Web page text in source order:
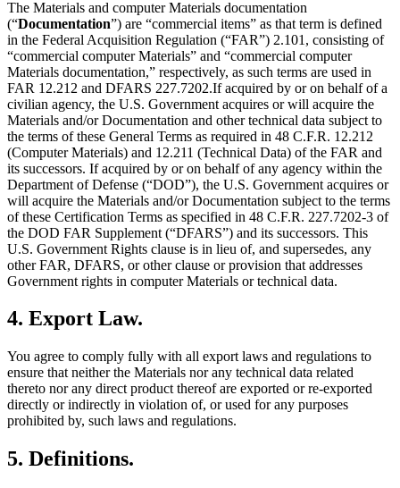
The Materials and computer Materials documentation
(“Documentation”) are “commercial items” as that term is defined
in the Federal Acquisition Regulation (“FAR”) 2.101, consisting of
“commercial computer Materials” and “commercial computer
Materials documentation,” respectively, as such terms are used in
FAR 12.212 and DFARS 227.7202.If acquired by or on behalf of a
civilian agency, the U.S. Government acquires or will acquire the
Materials and/or Documentation and other technical data subject to
the terms of these General Terms as required in 48 C.F.R. 12.212
(Computer Materials) and 12.211 (Technical Data) of the FAR and
its successors. If acquired by or on behalf of any agency within the
Department of Defense (“DOD”), the U.S. Government acquires or
will acquire the Materials and/or Documentation subject to the terms
of these Certification Terms as specified in 48 C.F.R. 227.7202-3 of
the DOD FAR Supplement (“DFARS”) and its successors. This
U.S. Government Rights clause is in lieu of, and supersedes, any
other FAR, DFARS, or other clause or provision that addresses
Government rights in computer Materials or technical data.
4. Export Law.
You agree to comply fully with all export laws and regulations to
ensure that neither the Materials nor any technical data related
thereto nor any direct product thereof are exported or re-exported
directly or indirectly in violation of, or used for any purposes
prohibited by, such laws and regulations.
5. Definitions.